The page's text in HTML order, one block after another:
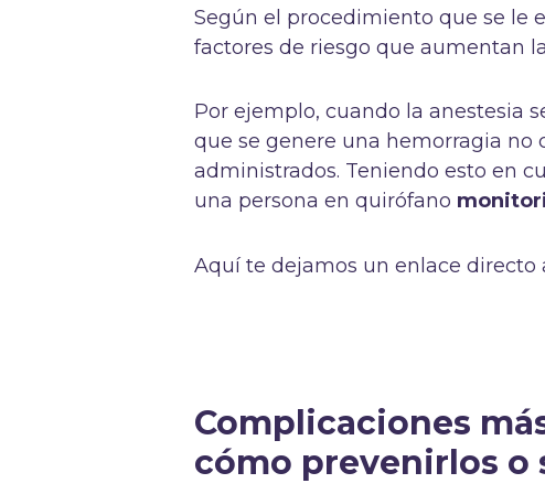
Según el procedimiento que se le
factores de riesgo que aumentan
Por ejemplo, cuando la anestesia
que se genere una hemorragia no
administrados. Teniendo esto en
una persona en quirófano
Aquí te dejamos un enlace directo
Complicaciones
cómo prevenirlos o